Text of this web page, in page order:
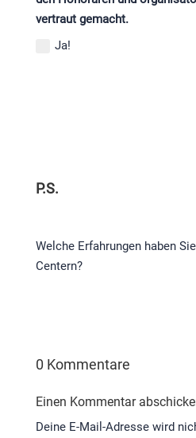
vertraut gemacht.
Ja!
P.S.
Welche Erfahrungen haben
Centern?
0 Kommentare
Einen Kommentar
Deine E-Mail-Adresse wird